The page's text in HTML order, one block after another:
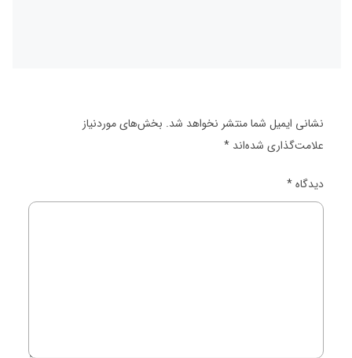
نشانی ایمیل شما منتشر نخواهد شد. بخش‌های موردنیاز
علامت‌گذاری شده‌اند *
دیدگاه*